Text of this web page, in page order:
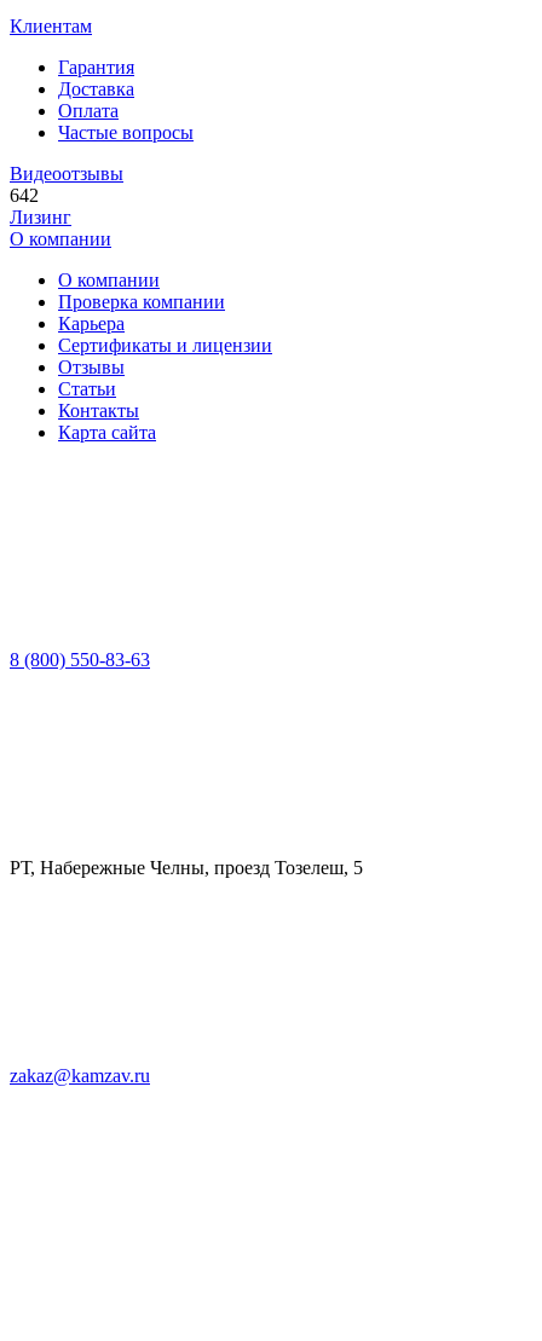
Клиентам
Гарантия
Доставка
Оплата
Частые вопросы
Видеоотзывы
642
Лизинг
О компании
О компании
Проверка компании
Карьера
Сертификаты и лицензии
Отзывы
Статьи
Контакты
Карта сайта
8 (800) 550-83-63
РТ, Набережные Челны, проезд Тозелеш, 5
zakaz@kamzav.ru